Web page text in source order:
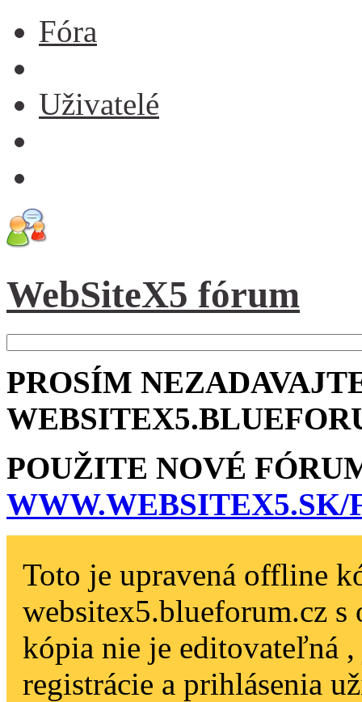
Fóra
Uživatelé
WebSiteX5 fórum
PROSÍM
POUŽITE NOVÉ
WWW.WEBSITEX5­.SK/
Toto je upravená offline
websitex5.blueforum.cz
kópia nie je editovateľná
registrácie a prihlásenia